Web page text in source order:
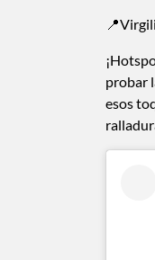
probar
esos